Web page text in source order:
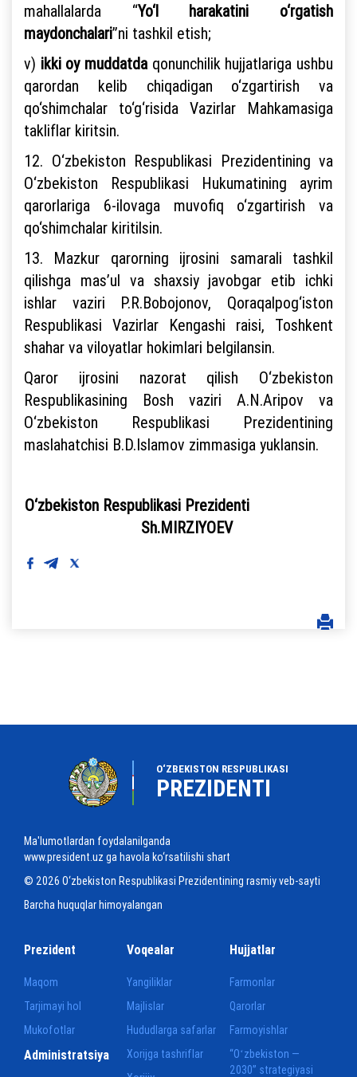
mahallalarda “Yo‘l harakatini o‘rgatish
maydonchalari”ni tashkil etish;
v) ikki oy muddatdaqonunchilik hujjatlariga ushbu
qarordan kelib chiqadigan o‘zgartirish va
qo‘shimchalar to‘g‘risida Vazirlar Mahkamasiga
takliflar kiritsin.
12. O‘zbekiston Respublikasi Prezidentining va
O‘zbekiston Respublikasi Hukumatining ayrim
qarorlariga 6-ilovaga muvofiq o‘zgartirish va
qo‘shimchalar kiritilsin.
13. Mazkur qarorning ijrosini samarali tashkil
qilishga mas’ul va shaxsiy javobgar etib ichki
ishlar vaziri P.R.Bobojonov, Qoraqalpog‘iston
Respublikasi Vazirlar Kengashi raisi, Toshkent
shahar va viloyatlar hokimlari belgilansin.
Qaror ijrosini nazorat qilish O‘zbekiston
Respublikasining Bosh vaziri A.N.Aripov va
O‘zbekiston Respublikasi Prezidentining
maslahatchisi B.D.Islamov zimmasiga yuklansin.
O‘zbekiston Respublikasi Prezidenti
Sh.MIRZIYOEV
O‘ZBEKISTON RESPUBLIKASI
PREZIDENTI
Ma'lumotlardan foydalanilganda
www.president.uz ga havola ko‘rsatilishi shart
© 2026 O‘zbekiston Respublikasi Prezidentining rasmiy veb-sayti
Barcha huquqlar himoyalangan
Prezident
Maqom
Tarjimayi hol
Mukofotlar
Voqealar
Yangiliklar
Majlislar
Hududlarga safarlar
Xorijga tashriflar
Hujjatlar
Farmonlar
Qarorlar
Farmoyishlar
“Oʻzbekiston —
2030” strategiyasi
Administratsiya